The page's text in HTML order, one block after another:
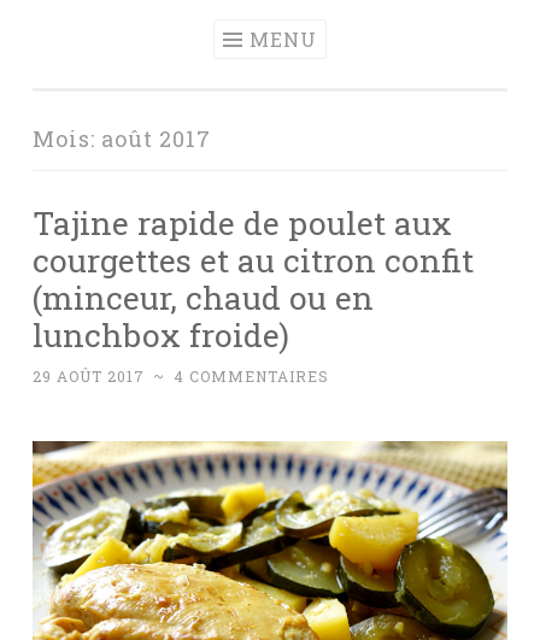
MENU
Mois: août 2017
Tajine rapide de poulet aux
courgettes et au citron confit
(minceur, chaud ou en
lunchbox froide)
29 AOÛT 2017 ~ 4 COMMENTAIRES